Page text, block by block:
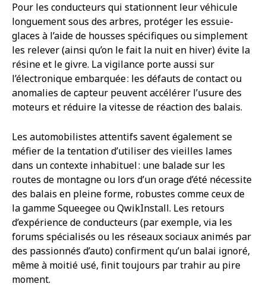
Pour les conducteurs qui stationnent leur véhicule
longuement sous des arbres, protéger les essuie-
glaces à l’aide de housses spécifiques ou simplement
les relever (ainsi qu’on le fait la nuit en hiver) évite la
résine et le givre. La vigilance porte aussi sur
l’électronique embarquée : les défauts de contact ou
anomalies de capteur peuvent accélérer l’usure des
moteurs et réduire la vitesse de réaction des balais.
Les automobilistes attentifs savent également se
méfier de la tentation d’utiliser des vieilles lames
dans un contexte inhabituel : une balade sur les
routes de montagne ou lors d’un orage d’été nécessite
des balais en pleine forme, robustes comme ceux de
la gamme Squeegee ou QwikInstall. Les retours
d’expérience de conducteurs (par exemple, via les
forums spécialisés ou les réseaux sociaux animés par
des passionnés d’auto) confirment qu’un balai ignoré,
même à moitié usé, finit toujours par trahir au pire
moment.